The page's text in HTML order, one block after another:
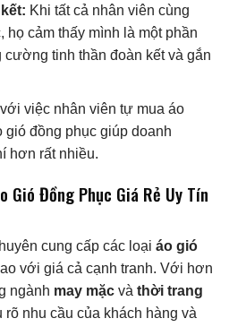
Khi tất cả nhân viên cùng
họ cảm thấy mình là một phần
cường tinh thần đoàn kết và gắn
việc nhân viên tự mua áo
gió đồng phục giúp doanh
hơn rất nhiều.
Gió Đồng Phục Giá Rẻ Uy Tín
cung cấp các loại áo gió
với giá cả cạnh tranh. Với hơn
ngành may mặc và thời trang
rõ nhu cầu của khách hàng và